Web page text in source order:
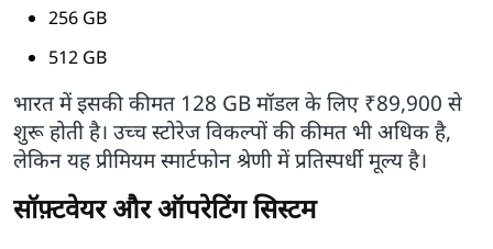
256 GB
512 GB
भारत में इसकी कीमत 128 GB मॉडल के लिए ₹89,900 से
शुरू होती है। उच्च स्टोरेज विकल्पों की कीमत भी अधिक है,
लेकिन यह प्रीमियम स्मार्टफोन श्रेणी में प्रतिस्पर्धी मूल्य है।
सॉफ़्टवेयर और ऑपरेटिंग सिस्टम